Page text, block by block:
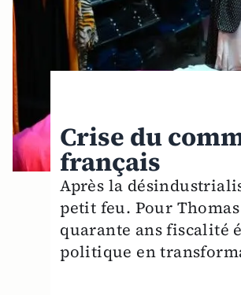
Crise du
français
Après la
petit feu. Pour
quarante ans fiscalité
politique en